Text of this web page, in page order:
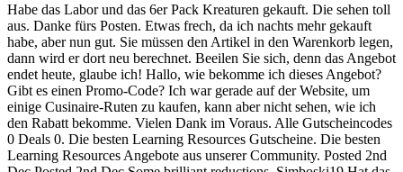
Habe das Labor und das 6er Pack Kreaturen gekauft. Die sehen toll
aus. Danke fürs Posten. Etwas frech, da ich nachts mehr gekauft
habe, aber nun gut. Sie müssen den Artikel in den Warenkorb legen,
dann wird er dort neu berechnet. Beeilen Sie sich, denn das Angebot
endet heute, glaube ich! Hallo, wie bekomme ich dieses Angebot?
Gibt es einen Promo-Code? Ich war gerade auf der Website, um
einige Cusinaire-Ruten zu kaufen, kann aber nicht sehen, wie ich
den Rabatt bekomme. Vielen Dank im Voraus. Alle Gutscheincodes
0 Deals 0. Die besten Learning Resources Gutscheine. Die besten
Learning Resources Angebote aus unserer Community. Posted 2nd